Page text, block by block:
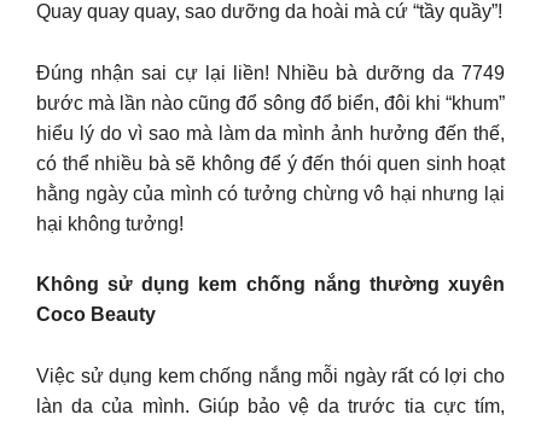
Quay quay quay, sao dưỡng da hoài mà cứ “tầy quầy”!
Đúng nhận sai cự lại liền! Nhiều bà dưỡng da 7749
bước mà lần nào cũng đổ sông đổ biển, đôi khi “khum”
hiểu lý do vì sao mà làm da mình ảnh hưởng đến thế,
có thể nhiều bà sẽ không để ý đến thói quen sinh hoạt
hằng ngày của mình có tưởng chừng vô hại nhưng lại
hại không tưởng!
Không sử dụng kem chống nắng thường xuyên
Coco Beauty
Việc sử dụng kem chống nắng mỗi ngày rất có lợi cho
làn da của mình. Giúp bảo vệ da trước tia cực tím,